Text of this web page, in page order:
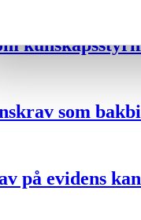
som
på evidens